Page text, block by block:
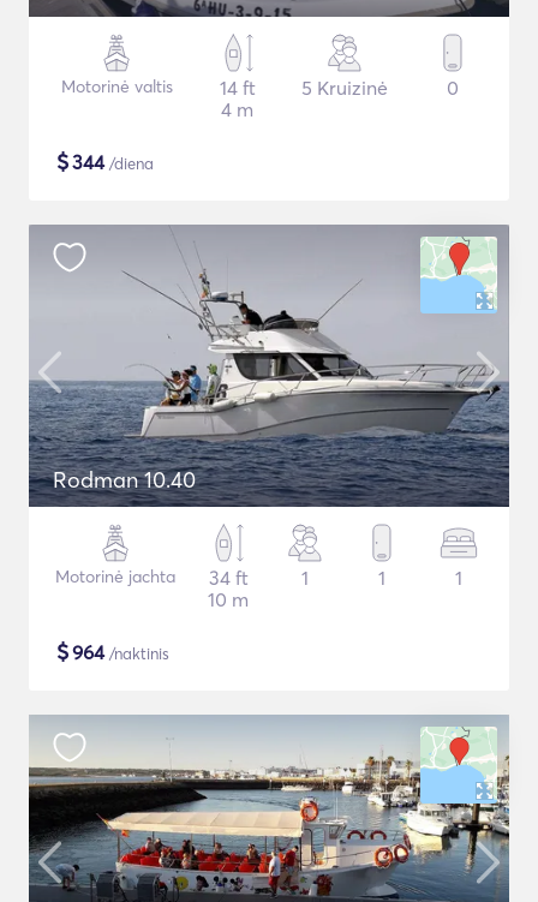
Motorinė valtis
14 ft
4 m
5 Kruizinė 0
$344/diena
Rodman 10.40
Motorinė jachta
34 ft
10 m
1 1 1
$964/naktinis